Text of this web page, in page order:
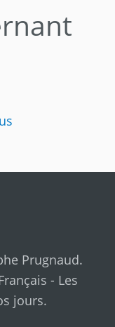
Prugnaud.
- Les
jours.